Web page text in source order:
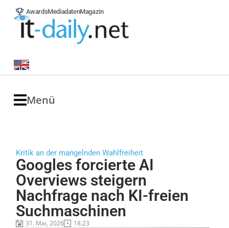
AwardsMediadatenMagazin
Menü
Kritik an der mangelnden Wahlfreiheit
Googles forcierte AI
Overviews steigern
Nachfrage nach KI-freien
Suchmaschinen
31. Mai, 2026 18:23